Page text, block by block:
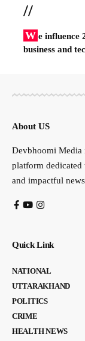
//
W e influence
business and
About US
Devbhoomi Media
platform dedicated
and impactful
Quick Link
NATIONAL
UTTARAKHAND
POLITICS
CRIME
HEALTH NEWS